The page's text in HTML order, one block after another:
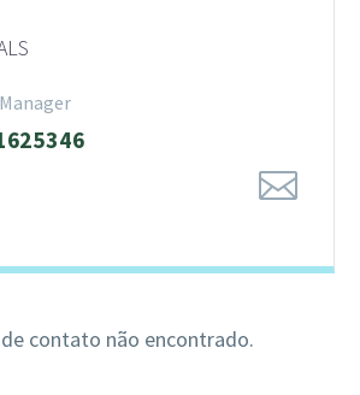
contato não encontrado.